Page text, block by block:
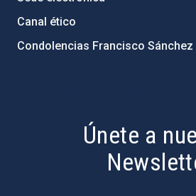
Canal ético
Condolencias Francisco Sánchez
Únete a